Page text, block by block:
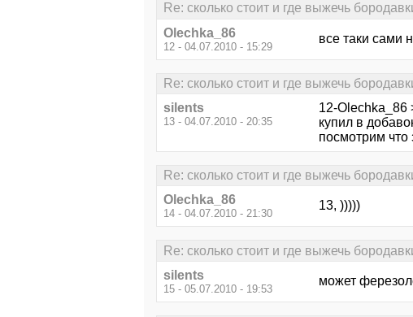
Re: сколько стоит и где выжечь
Olechka_86
12 - 04.07.2010 - 15:29
все таки сами
Re: сколько стоит и где выжечь
silents
13 - 04.07.2010 - 20:35
12-Olechka_86
купил в
посмотрим что
Re: сколько стоит и где выжечь
Olechka_86
14 - 04.07.2010 - 21:30
13, )))))
Re: сколько стоит и где выжечь
silents
15 - 05.07.2010 - 19:53
может